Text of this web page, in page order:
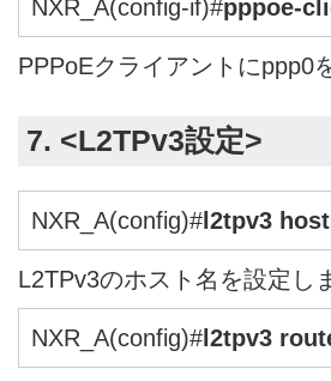
NXR_A(config-if)#pppoe-
PPPoEクライアントにppp0
7. <L2TPv3設定>
NXR_A(config)#l2tpv3
L2TPv3のホスト名を設定し
NXR_A(config)#l2tpv3